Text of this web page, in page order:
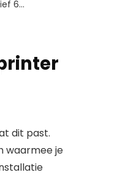
6…
dit past.
waarmee je